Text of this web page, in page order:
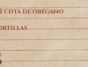
cdta de orégano